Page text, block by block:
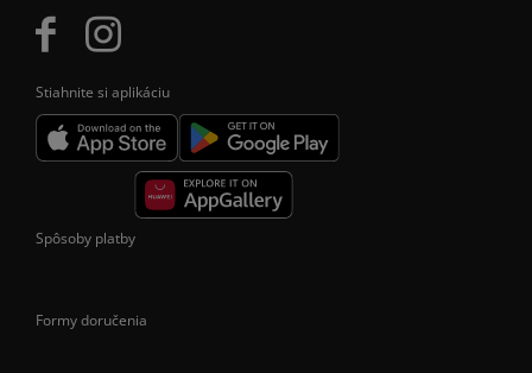
Stiahnite si aplikáciu
Spôsoby platby
Formy doručenia